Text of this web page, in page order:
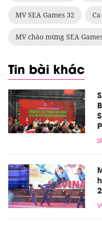
MV SEA Games 32
MV chào mừng SEA
Tin bài khác